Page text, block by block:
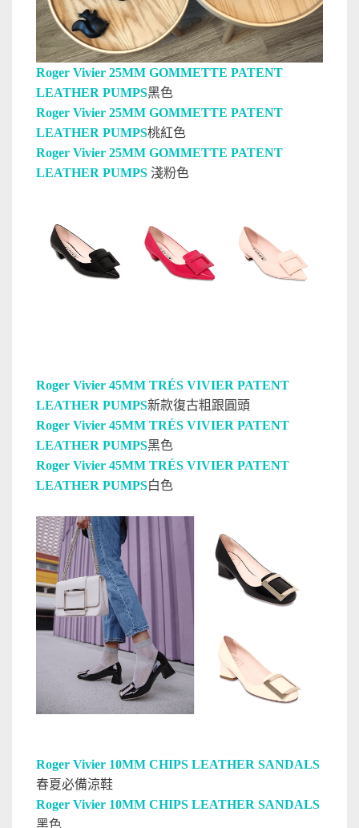
Roger Vivier 25MM GOMMETTE PATENT
LEATHER PUMPS黑色
Roger Vivier 25MM GOMMETTE PATENT
LEATHER PUMPS桃紅色
Roger Vivier 25MM GOMMETTE PATENT
LEATHER PUMPS 淺粉色
Roger Vivier 45MM TRÉS VIVIER PATENT
LEATHER PUMPS新款復古粗跟圓頭
Roger Vivier 45MM TRÉS VIVIER PATENT
LEATHER PUMPS黑色
Roger Vivier 45MM TRÉS VIVIER PATENT
LEATHER PUMPS白色
Roger Vivier 10MM CHIPS LEATHER SANDALS
春夏必備涼鞋
Roger Vivier 10MM CHIPS LEATHER SANDALS
黑色